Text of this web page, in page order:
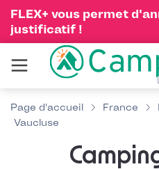
FLEX+ vous permet
justificatif !
Page d'accueil France
Vaucluse